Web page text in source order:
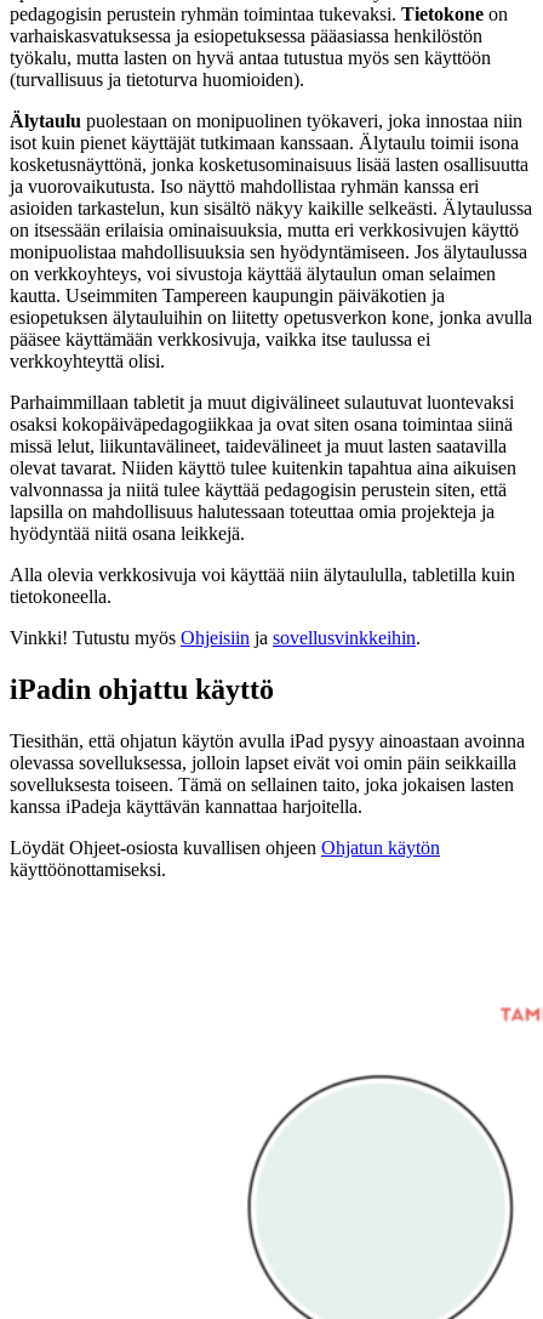
pedagogisin perustein ryhmän toimintaa tukevaksi. Tietokone on
varhaiskasvatuksessa ja esiopetuksessa pääasiassa henkilöstön
työkalu, mutta lasten on hyvä antaa tutustua myös sen käyttöön
(turvallisuus ja tietoturva huomioiden).
Älytaulu puolestaan on monipuolinen työkaveri, joka innostaa niin
isot kuin pienet käyttäjät tutkimaan kanssaan. Älytaulu toimii isona
kosketusnäyttönä, jonka kosketusominaisuus lisää lasten osallisuutta
ja vuorovaikutusta. Iso näyttö mahdollistaa ryhmän kanssa eri
asioiden tarkastelun, kun sisältö näkyy kaikille selkeästi. Älytaulussa
on itsessään erilaisia ominaisuuksia, mutta eri verkkosivujen käyttö
monipuolistaa mahdollisuuksia sen hyödyntämiseen. Jos älytaulussa
on verkkoyhteys, voi sivustoja käyttää älytaulun oman selaimen
kautta. Useimmiten Tampereen kaupungin päiväkotien ja
esiopetuksen älytauluihin on liitetty opetusverkon kone, jonka avulla
pääsee käyttämään verkkosivuja, vaikka itse taulussa ei
verkkoyhteyttä olisi.
Parhaimmillaan tabletit ja muut digivälineet sulautuvat luontevaksi
osaksi kokopäiväpedagogiikkaa ja ovat siten osana toimintaa siinä
missä lelut, liikuntavälineet, taidevälineet ja muut lasten saatavilla
olevat tavarat. Niiden käyttö tulee kuitenkin tapahtua aina aikuisen
valvonnassa ja niitä tulee käyttää pedagogisin perustein siten, että
lapsilla on mahdollisuus halutessaan toteuttaa omia projekteja ja
hyödyntää niitä osana leikkejä.
Alla olevia verkkosivuja voi käyttää niin älytaululla, tabletilla kuin
tietokoneella.
Vinkki! Tutustu myös Ohjeisiin ja sovellusvinkkeihin.
iPadin ohjattu käyttö
Tiesithän, että ohjatun käytön avulla iPad pysyy ainoastaan avoinna
olevassa sovelluksessa, jolloin lapset eivät voi omin päin seikkailla
sovelluksesta toiseen. Tämä on sellainen taito, joka jokaisen lasten
kanssa iPadeja käyttävän kannattaa harjoitella.
Löydät Ohjeet-osiosta kuvallisen ohjeen Ohjatun käytön
käyttöönottamiseksi.